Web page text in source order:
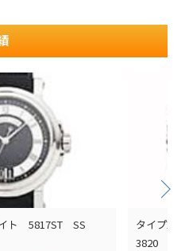
ト 5817ST SS
タイプ
3820 SS